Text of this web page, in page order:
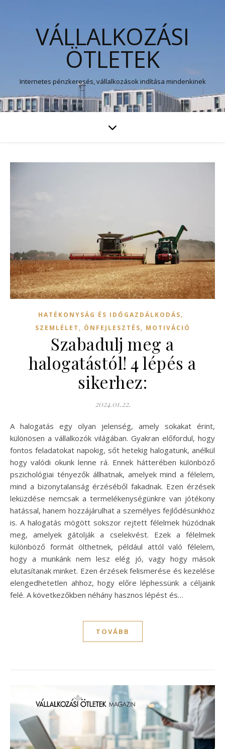
VÁLLALKOZÁSI
ÖTLETEK
Internetes pénzkeresés, vállalkozások indítása mindenkinek
HATÉKONYSÁG ÉS IDŐGAZDÁLKODÁS,
SZEMLÉLET, ÖNFEJLESZTÉS, MOTIVÁCIÓ
Szabadulj meg a
halogatástól! 4 lépés a
sikerhez:
2024.01.22.
A halogatás egy olyan jelenség, amely sokakat érint,
különösen a vállalkozók világában. Gyakran előfordul, hogy
fontos feladatokat napokig, sőt hetekig halogatunk, anélkül
hogy valódi okunk lenne rá. Ennek hátterében különböző
pszichológiai tényezők állhatnak, amelyek mind a félelem,
mind a bizonytalanság érzéséből fakadnak. Ezen érzések
leküzdése nemcsak a termelékenységünkre van jótékony
hatással, hanem hozzájárulhat a személyes fejlődésünkhöz
is. A halogatás mögött sokszor rejtett félelmek húzódnak
meg, amelyek gátolják a cselekvést. Ezek a félelmek
különböző formát ölthetnek, például attól való félelem,
hogy a munkánk nem lesz elég jó, vagy hogy mások
elutasítanak minket. Ezen érzések felismerése és kezelése
elengedhetetlen ahhoz, hogy előre léphessünk a céljaink
felé. A következőkben néhány hasznos lépést és…
TOVÁBB